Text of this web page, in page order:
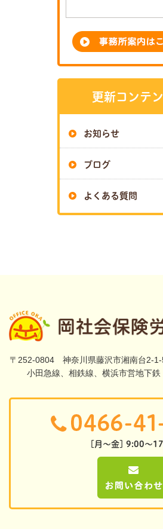
更新コンテ
お知らせ
ブログ
よくある質問
〒252-0804 神奈川県藤沢市湘南台2-1-
小田急線、相鉄線、横浜市営地
[月～金] 9:00～